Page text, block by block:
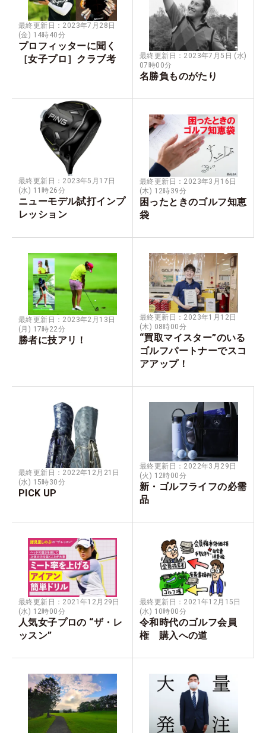
最終更新日：2023年7月28日
(金) 14時40分
プロフィッターに聞く
［女子プロ］クラブ考
最終更新日：2023年7月5日 (水)
07時00分
名勝負ものがたり
最終更新日：2023年5月17日
(水) 11時26分
ニューモデル試打インプ
レッション
最終更新日：2023年3月16日
(木) 12時39分
困ったときのゴルフ知恵
袋
最終更新日：2023年2月13日
(月) 17時22分
勝者に技アリ！
最終更新日：2023年1月12日
(木) 08時00分
“買取マイスター”のいる
ゴルフパートナーでスコ
アアップ！
最終更新日：2022年12月21日
(水) 15時30分
PICK UP
最終更新日：2022年3月29日
(火) 12時00分
新・ゴルフライフの必需
品
最終更新日：2021年12月29日
(水) 12時00分
人気女子プロの “ザ・レ
ッスン”
最終更新日：2021年12月15日
(水) 10時00分
令和時代のゴルフ会員
権 購入への道